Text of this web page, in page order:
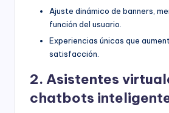
Ajuste dinámico de banners,
función del usuario.
Experiencias únicas que
satisfacción.
2. Asistentes
chatbots